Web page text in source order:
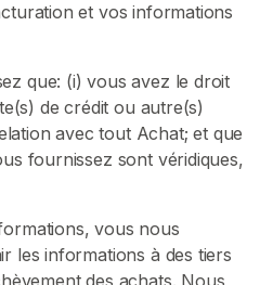
et vos informations
que: (i) vous avez le droit
de crédit ou autre(s)
avec tout Achat; et que
fournissez sont véridiques,
vous nous
les informations à des tiers
des achats. Nous